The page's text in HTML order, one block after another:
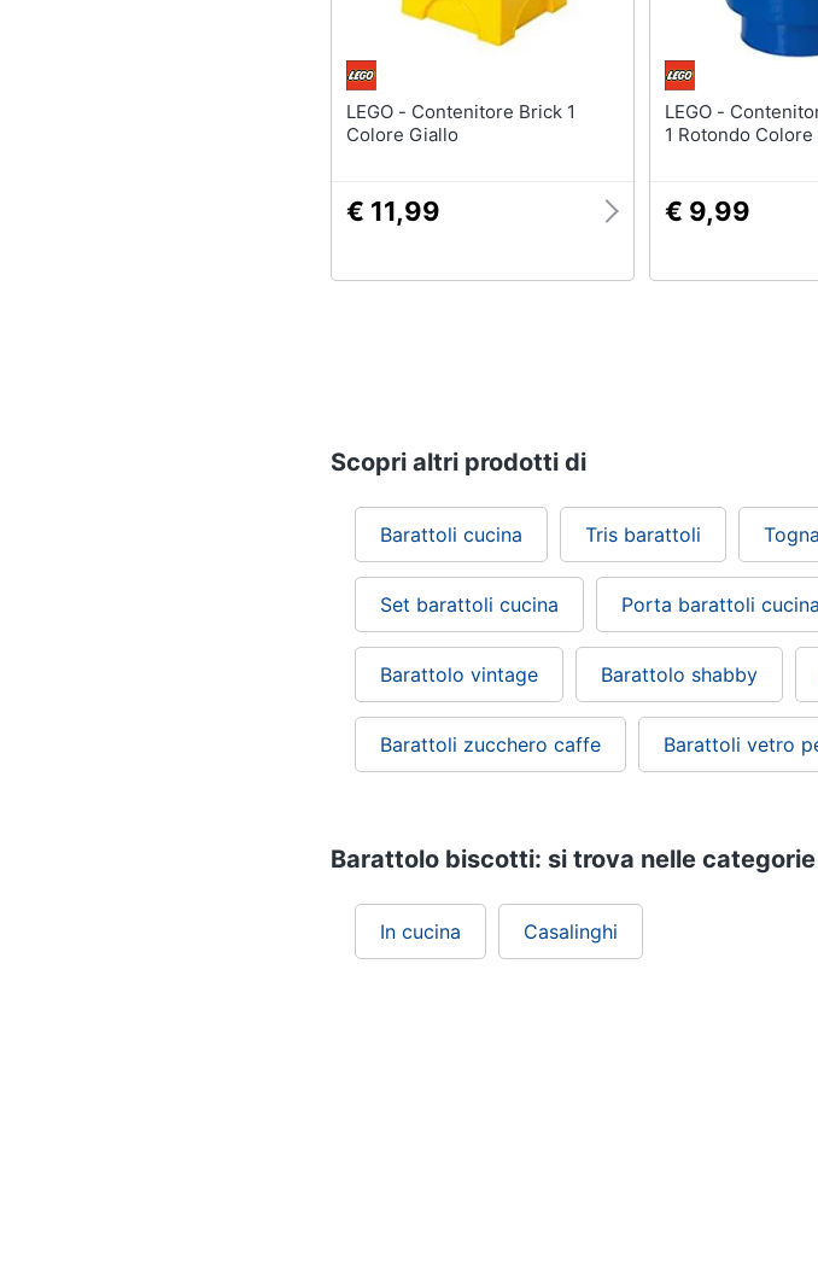
LEGO - Contenitore Brick 1
Colore Giallo
€ 11,99
LEGO - Contenitore Mattoncino
1 Rotondo Colore
€ 9,99
Scopri altri prodotti di
Barattoli cucina Tris barattoli
Set barattoli cucina Porta barattoli cucina
Barattolo vintage Barattolo shabby
Barattoli zucchero caffe Barattoli vetro
Barattolo biscotti: si trova nelle categorie
In cucina Casalinghi